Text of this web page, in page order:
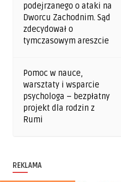
podejrzanego o ataki na
Dworcu Zachodnim. Sąd
zdecydował o
tymczasowym areszcie
Pomoc w nauce,
warsztaty i wsparcie
psychologa – bezpłatny
projekt dla rodzin z
Rumi
REKLAMA